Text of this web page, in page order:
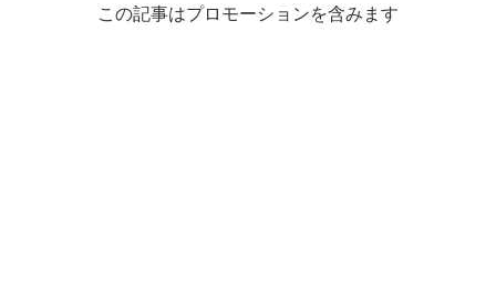
この記事はプロモーションを含みます